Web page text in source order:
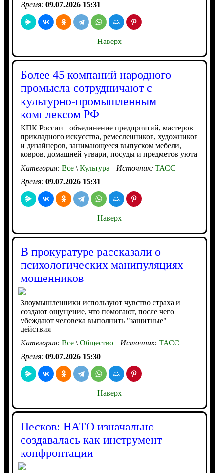
Время: 09.07.2026 15:31
Наверх
Более 45 компаний народного
промысла сотрудничают с
культурно-промышленным
комплексом РФ
КПК России - объединение предприятий, мастеров
прикладного искусства, ремесленников, художников
и дизайнеров, занимающееся выпуском мебели,
ковров, домашней утвари, посуды и предметов уюта
Категория: Все\Культура Источник: ТАСС
Время: 09.07.2026 15:31
Наверх
В прокуратуре рассказали о
психологических манипуляциях
мошенников
Злоумышленники используют чувство страха и
создают ощущение, что помогают, после чего
убеждают человека выполнить "защитные"
действия
Категория: Все\Общество Источник: ТАСС
Время: 09.07.2026 15:30
Наверх
Песков: НАТО изначально
создавалась как инструмент
конфронтации